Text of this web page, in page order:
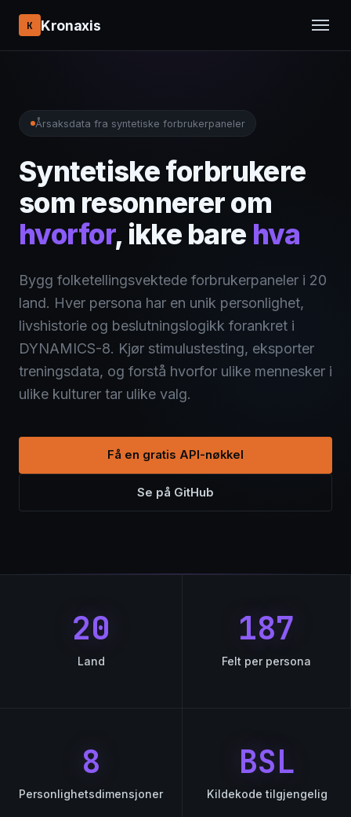
K Kronaxis
Årsaksdata fra syntetiske forbrukerpaneler
Syntetiske forbrukere
som resonnerer om
hvorfor, ikke bare hva
Bygg folketellingsvektede forbrukerpaneler i 20
land. Hver persona har en unik personlighet,
livshistorie og beslutningslogikk forankret i
DYNAMICS-8. Kjør stimulustesting, eksporter
treningsdata, og forstå hvorfor ulike mennesker i
ulike kulturer tar ulike valg.
Få en gratis API-nøkkel
Se på GitHub
20
Land
187
Felt per persona
8
Personlighetsdimensjoner
BSL
Kildekode tilgjengelig